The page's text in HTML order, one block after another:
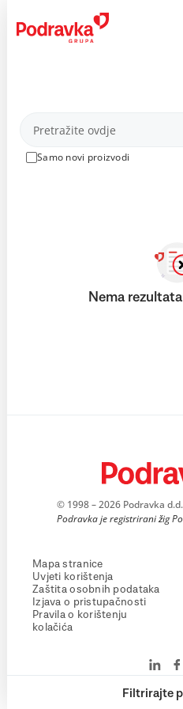
content
Proizvodi
Samo novi proizvodi
Filtrirajte
Nema
© 1998 – 2026 Podravka
Podravka je registrirani žig
Mapa stranice
Uvjeti korištenja
Zaštita osobnih podataka
Izjava o pristupačnosti
Pravila o korištenju
kolačića